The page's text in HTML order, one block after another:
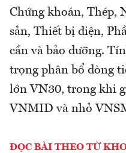
Chứng khoán, Thép,
sản, Thiết bị điện,
cần và bảo dưỡng.
trọng phân bổ dòng
lớn VN30, trong khi
VNMID và nhỏ
ĐỌC BÀI THEO TỪ